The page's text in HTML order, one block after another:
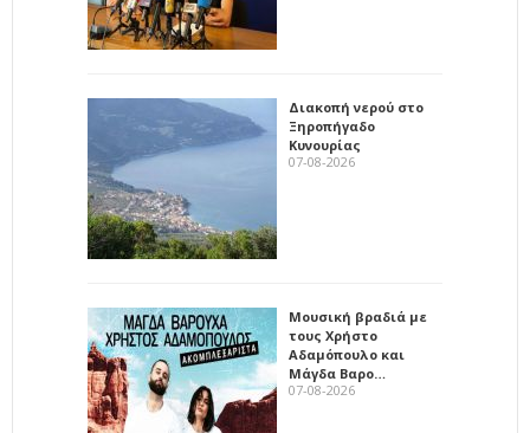
Διακοπή νερού στο
Ξηροπήγαδο
Κυνουρίας
07-08-2026
Μουσική βραδιά με
τους Χρήστο
Αδαμόπουλο και
Μάγδα Βαρο…
07-08-2026